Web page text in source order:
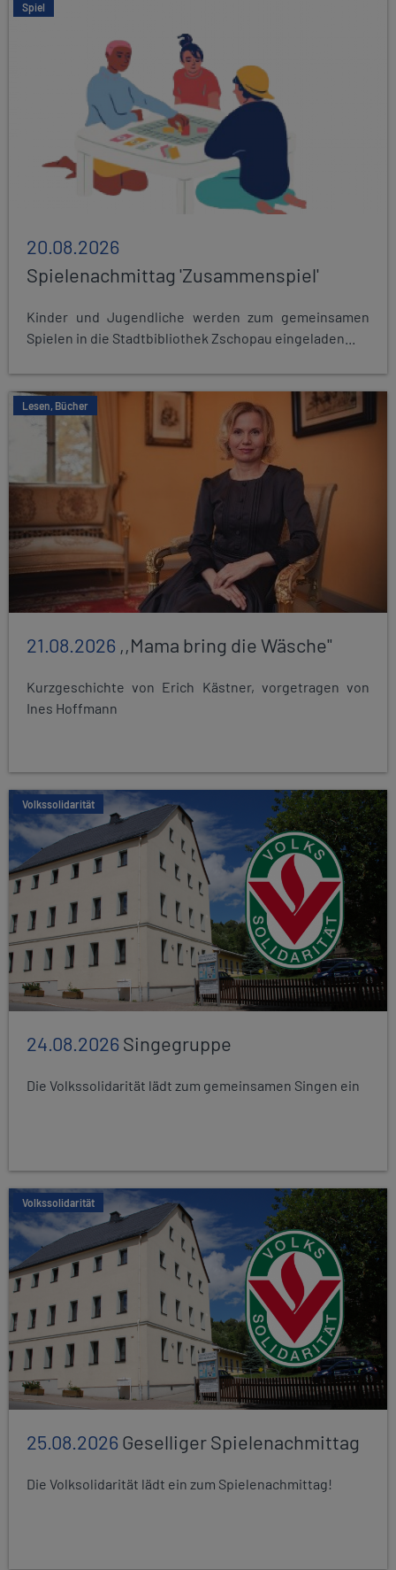
Spiel
20.08.2026
Spielenachmittag 'Zusammenspiel'
Kinder und Jugendliche werden zum gemeinsamen
Spielen in die Stadtbibliothek Zschopau eingeladen...
Lesen, Bücher
21.08.2026 ,,Mama bring die Wäsche"
Kurzgeschichte von Erich Kästner, vorgetragen von
Ines Hoffmann
Volkssolidarität
24.08.2026Singegruppe
Die Volkssolidarität lädt zum gemeinsamen Singen ein
Volkssolidarität
25.08.2026Geselliger Spielenachmittag
Die Volksolidarität lädt ein zum Spielenachmittag!